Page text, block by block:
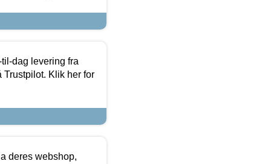
dag levering fra
Trustpilot. Klik her for
deres webshop,